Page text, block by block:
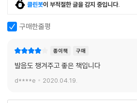
클린봇이 부적절한 글을 감지 중입니다.
구매한줄평
종이책 구매
발음도 챙겨주고 좋은 책입니다
d****e 2020.04.19.